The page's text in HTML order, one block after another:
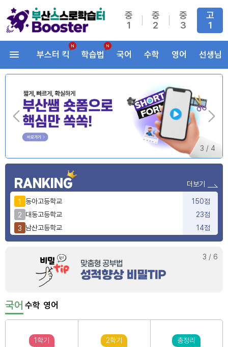
중
1
중
2
중
3
고
1
부스터 킥 학습법 국어 수학 영어 선생님
3 / 4
RANKING 더보기
1 동아고등학교
150점
2 대동고등학교
23점
3 남산고등학교
14점
4 사상고등학교
9점
부산동여자고등학교 6점
3 / 6
국어 수학 영어
1학기 2학기 총정리